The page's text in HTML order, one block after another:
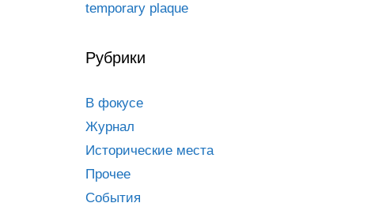
temporary plaque
Рубрики
В фокусе
Журнал
Исторические места
Прочее
События